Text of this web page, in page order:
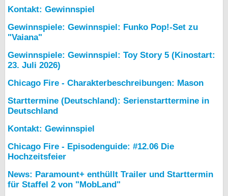
Kontakt: Gewinnspiel
Gewinnspiele: Gewinnspiel: Funko Pop!-Set zu
"Vaiana"
Gewinnspiele: Gewinnspiel: Toy Story 5 (Kinostart:
23. Juli 2026)
Chicago Fire - Charakterbeschreibungen: Mason
Starttermine (Deutschland): Serienstarttermine in
Deutschland
Kontakt: Gewinnspiel
Chicago Fire - Episodenguide: #12.06 Die
Hochzeitsfeier
News: Paramount+ enthüllt Trailer und Starttermin
für Staffel 2 von "MobLand"